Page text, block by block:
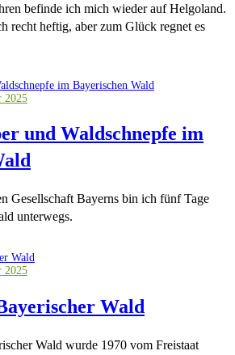
befinde ich mich wieder auf Helgoland.
recht heftig, aber zum Glück regnet es
2025
und Waldschnepfe im
Gesellschaft Bayerns bin ich fünf Tage
unterwegs.
2025
Wald
Wald wurde 1970 vom Freistaat